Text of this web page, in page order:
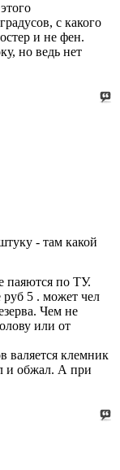
с какого
и не фен.
но ведь нет
- там какой
паяются по ТУ.
руб 5 . может чел
Чем не
или от
валяется клемник
и обжал. А при